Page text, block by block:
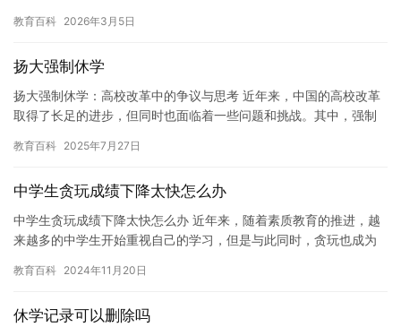
以做…
教育百科 2026年3月5日
扬大强制休学
扬大强制休学：高校改革中的争议与思考 近年来，中国的高校改革
取得了长足的进步，但同时也面临着一些问题和挑战。其中，强制
近…
教育百科 2025年7月27日
中学生贪玩成绩下降太快怎么办
中学生贪玩成绩下降太快怎么办 近年来，随着素质教育的推进，越
来越多的中学生开始重视自己的学习，但是与此同时，贪玩也成为
降太…
教育百科 2024年11月20日
休学记录可以删除吗